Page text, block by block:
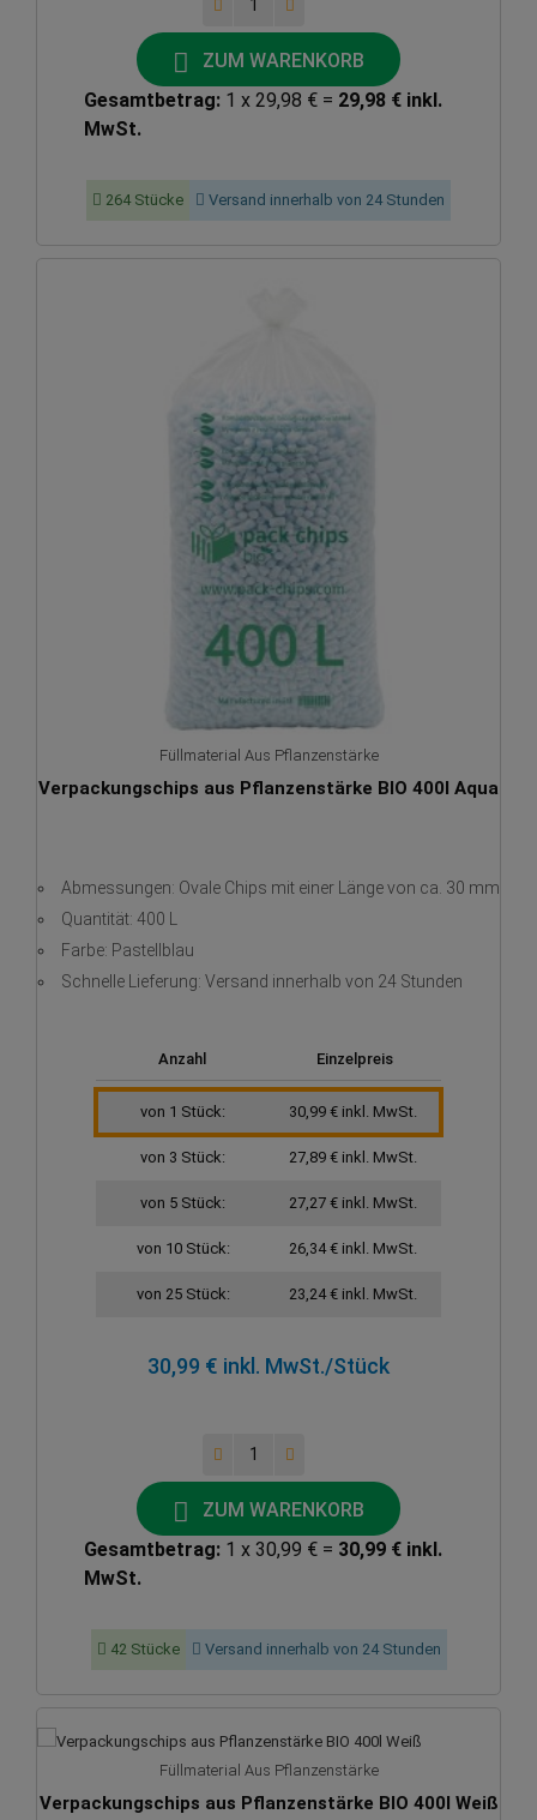
ZUM WARENKORB
Gesamtbetrag: 1 x 29,98 € = 29,98 € inkl.
MwSt.
264 Stücke Versand innerhalb von 24 Stunden
Füllmaterial Aus Pflanzenstärke
Verpackungschips aus Pflanzenstärke BIO 400l Aqua
Abmessungen: Ovale Chips mit einer Länge von ca. 30 mm
Quantität: 400 L
Farbe: Pastellblau
Schnelle Lieferung: Versand innerhalb von 24 Stunden
Anzahl Einzelpreis
von 1 Stück: 30,99 € inkl. MwSt.
von 3 Stück: 27,89 € inkl. MwSt.
von 5 Stück: 27,27 € inkl. MwSt.
von 10 Stück: 26,34 € inkl. MwSt.
von 25 Stück: 23,24 € inkl. MwSt.
30,99 € inkl. MwSt./Stück
ZUM WARENKORB
Gesamtbetrag: 1 x 30,99 € = 30,99 € inkl.
MwSt.
42 Stücke Versand innerhalb von 24 Stunden
Füllmaterial Aus Pflanzenstärke
Verpackungschips aus Pflanzenstärke BIO 400l Weiß